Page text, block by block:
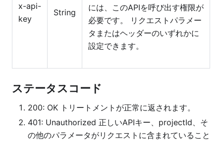
x-api-
key
String
には、このAPIを呼び出す権限が
必要です。 リクエストパラメー
タまたはヘッダーのいずれかに
設定できます。
ステータスコード
200: OK トリートメントが正常に返されます。
401: Unauthorized 正しいAPIキー、projectId、そ
の他のパラメータがリクエストに含まれていること